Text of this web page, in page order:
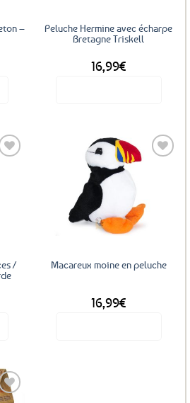
–
Peluche Hermine avec écharpe
Bretagne Triskell
16,99€
/
favoris
Macareux moine en peluche
16,99€